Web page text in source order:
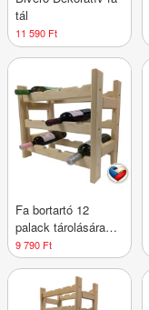
tál
11 590 Ft
Fa bortartó 12
palack tárolására
44×45×25 cm cseh
gyártmány
9 790 Ft